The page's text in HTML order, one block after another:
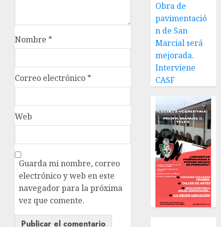
Nombre *
Correo electrónico *
Web
Guarda mi nombre, correo
electrónico y web en este
navegador para la próxima
vez que comente.
Obra de
pavimentació
n de San
Marcial será
mejorada.
Interviene
CASF